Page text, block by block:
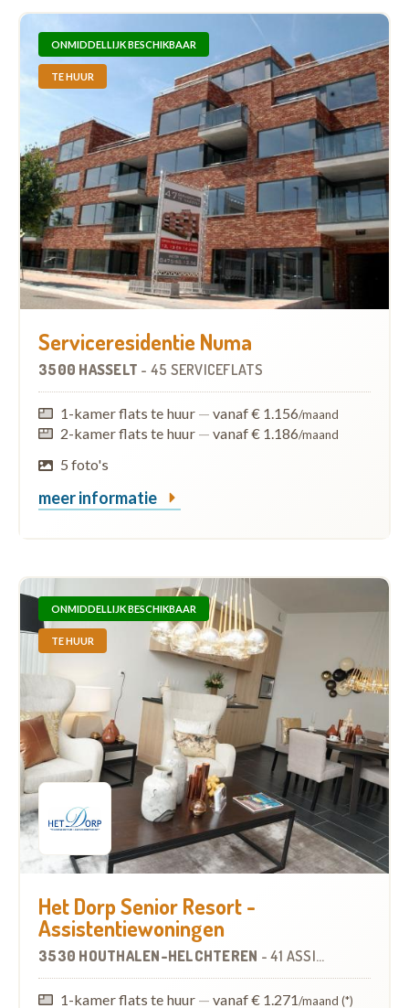
ONMIDDELLIJK BESCHIKBAAR
TE HUUR
Serviceresidentie Numa
3500 HASSELT - 45 SERVICEFLATS
1-kamer flats te huur — vanaf € 1.156/maand
2-kamer flats te huur — vanaf € 1.186/maand
5 foto's
meer informatie
ONMIDDELLIJK BESCHIKBAAR
TE HUUR
Het Dorp Senior Resort -
Assistentiewoningen
3530 HOUTHALEN-HELCHTEREN - 41 ASSISTENTIEWONINGEN
1-kamer flats te huur — vanaf € 1.271/maand (*)